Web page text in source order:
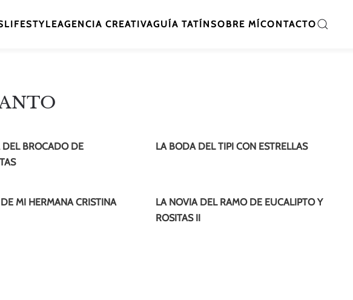
LIFESTYLEAGENCIA CREATIVAGUÍA TATÍNSOBRE MÍCONTACTO
DEL BROCADO DE
LA BODA DEL TIPI CON ESTRELLAS
MI HERMANA CRISTINA
LA NOVIA DEL RAMO DE EUCALIPTO Y
ROSITAS II